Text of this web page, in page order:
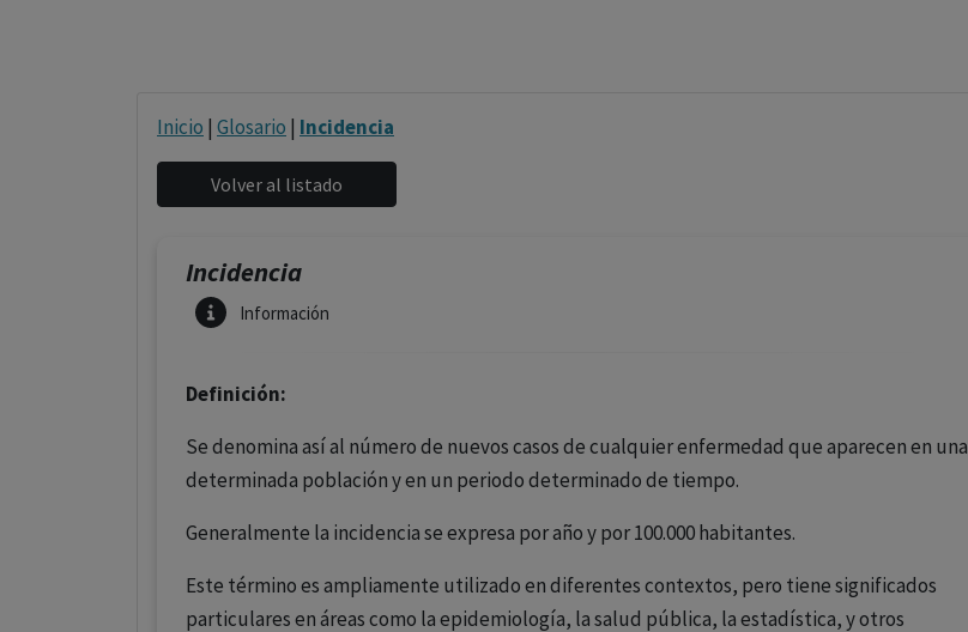
Inicio | Glosario | Incidencia
Incidencia
Información
Definición:
Se denomina así al número de nuevos casos de cualquier enfermedad que aparecen en una
determinada población y en un periodo determinado de tiempo.
Generalmente la incidencia se expresa por año y por 100.000 habitantes.
Este término es ampliamente utilizado en diferentes contextos, pero tiene significados
particulares en áreas como la epidemiología, la salud pública, la estadística, y otros